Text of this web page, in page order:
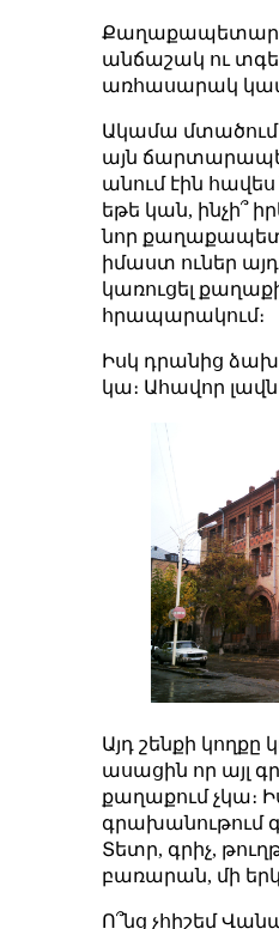
անճաշակ ու
առհասարակ կապ
Ակամա մտածում
այն
անում էին
եթե կան, ինչի՞
նոր
իմաստ ուներ
կառուցել
հրապարակում։
Իսկ դրանից
կա։ Ահավոր լավն
Այդ շենքի
ասացին որ այլ
քաղաքում չկա։
գրախանութում
Տետր, գրիչ,
բառարան, մի
Ո՞նց չհիշեմ